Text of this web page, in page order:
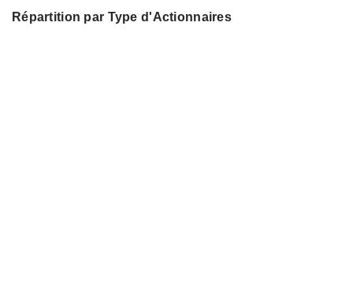
Répartition par Type d'Actionnaires